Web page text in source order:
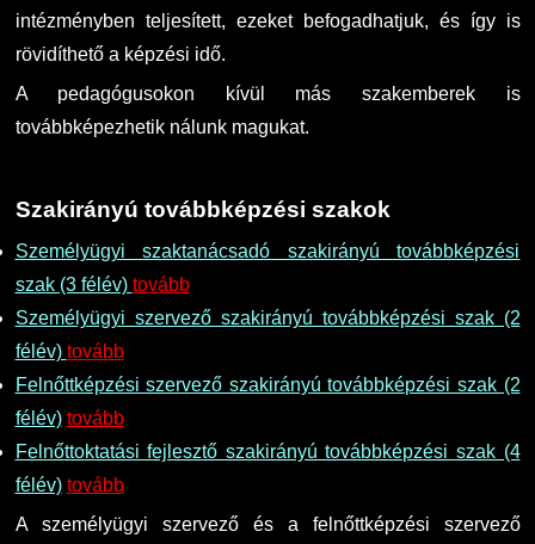
intézményben teljesített, ezeket befogadhatjuk, és így is
rövidíthető a képzési idő.
A pedagógusokon kívül más szakemberek is
továbbképezhetik nálunk magukat.
Szakirányú továbbképzési szakok
Személyügyi szaktanácsadó szakirányú továbbképzési
szak (3 félév) tovább
Személyügyi szervező szakirányú továbbképzési szak (2
félév) tovább
Felnőttképzési szervező szakirányú továbbképzési szak (2
félév) tovább
Felnőttoktatási fejlesztő szakirányú továbbképzési szak (4
félév) tovább
A személyügyi szervező és a felnőttképzési szervező